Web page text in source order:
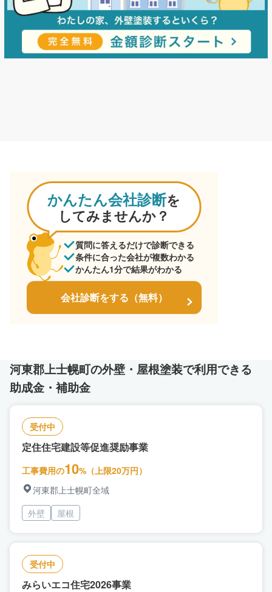
かんたん会社診断を
してみませんか？
質問に答えるだけで診断できる
条件に合った会社が複数わかる
かんたん1分で結果がわかる
会社診断をする（無料）
河東郡上士幌町の外壁・屋根塗装で利用できる
助成金・補助金
受付中
定住住宅建設等促進奨励事業
工事費用の10%（上限20万円）
河東郡上士幌町全域
外壁
屋根
受付中
みらいエコ住宅2026事業